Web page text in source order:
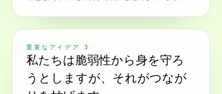
重要なアイデア 3
私たちは脆弱性から身を守ろ
うとしますが、それがつなが